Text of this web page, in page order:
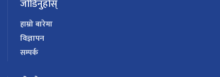
जोडिनुहोस्
हाम्रो बारेमा
विज्ञापन
सम्पर्क